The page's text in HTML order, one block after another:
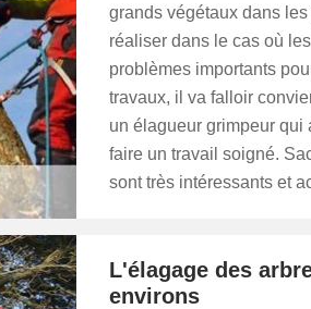
grands végétaux dans
réaliser dans le cas où
problèmes importants
travaux, il va falloir
un élagueur grimpeur qui
faire un travail soigné.
sont très intéressants et
L'élagage des
environs